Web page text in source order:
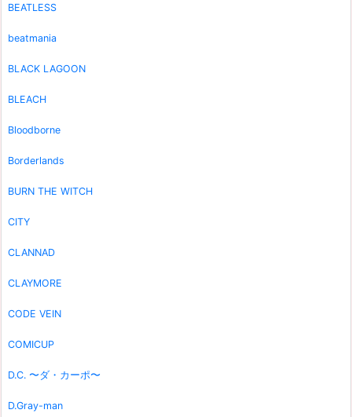
BEATLESS
beatmania
BLACK LAGOON
BLEACH
Bloodborne
Borderlands
BURN THE WITCH
CITY
CLANNAD
CLAYMORE
CODE VEIN
COMICUP
D.C. 〜ダ・カーポ〜
D.Gray-man